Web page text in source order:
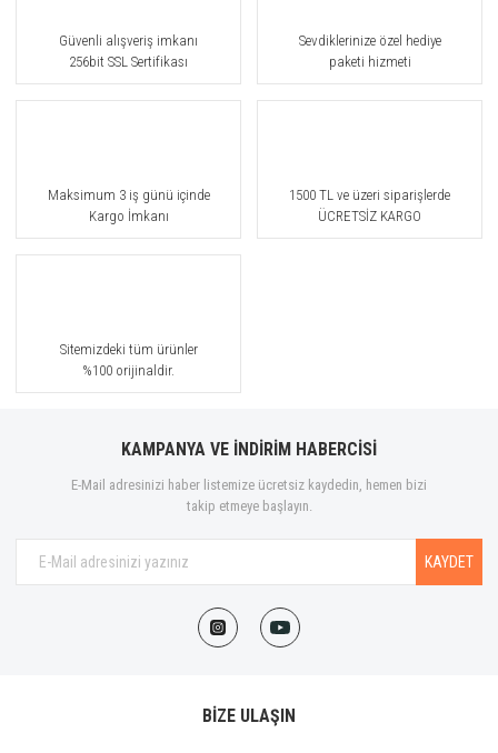
Güvenli alışveriş imkanı
256bit SSL Sertifikası
Sevdiklerinize özel hediye
paketi hizmeti
Maksimum 3 iş günü içinde
Kargo İmkanı
1500 TL ve üzeri siparişlerde
ÜCRETSİZ KARGO
Sitemizdeki tüm ürünler
%100 orijinaldir.
KAMPANYA VE İNDİRİM HABERCİSİ
E-Mail adresinizi haber listemize ücretsiz kaydedin, hemen bizi
takip etmeye başlayın.
KAYDET
BİZE ULAŞIN